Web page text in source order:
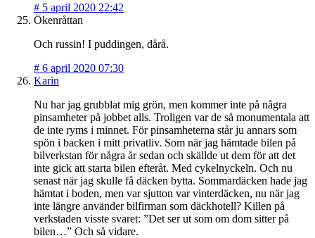
# 5 april 2020 22:42
Ökenråttan
Och russin! I puddingen, dårå.
# 6 april 2020 07:30
Karin
Nu har jag grubblat mig grön, men kommer inte på några
pinsamheter på jobbet alls. Troligen var de så monumentala att
de inte ryms i minnet. För pinsamheterna står ju annars som
spön i backen i mitt privatliv. Som när jag hämtade bilen på
bilverkstan för några år sedan och skällde ut dem för att det
inte gick att starta bilen efteråt. Med cykelnyckeln. Och nu
senast när jag skulle få däcken bytta. Sommardäcken hade jag
hämtat i boden, men var sjutton var vinterdäcken, nu när jag
inte längre använder bilfirman som däckhotell? Killen på
verkstaden visste svaret: ”Det ser ut som om dom sitter på
bilen…” Och så vidare.